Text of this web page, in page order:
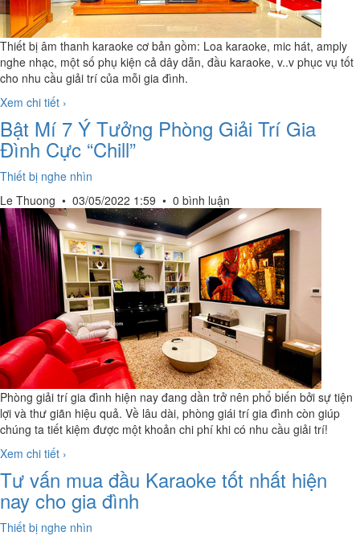
Thiết bị âm thanh karaoke cơ bản gồm: Loa karaoke, mic hát, amply
nghe nhạc, một số phụ kiện cả dây dẫn, đầu karaoke, v..v phục vụ tốt
cho nhu cầu giải trí của mỗi gia đình.
Xem chi tiết ›
Bật Mí 7 Ý Tưởng Phòng Giải Trí Gia
Đình Cực “Chill”
Thiết bị nghe nhìn
Le Thuong • 03/05/2022 1:59 • 0 bình luận
Phòng giải trí gia đình hiện nay đang dần trở nên phổ biến bởi sự tiện
lợi và thư giãn hiệu quả. Về lâu dài, phòng giái trí gia đình còn giúp
chúng ta tiết kiệm được một khoản chi phí khi có nhu cầu giải trí!
Xem chi tiết ›
Tư vấn mua đầu Karaoke tốt nhất hiện
nay cho gia đình
Thiết bị nghe nhìn